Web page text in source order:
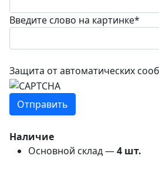
Введите слово на картинке*
Защита от автоматических
Наличие
Основной склад —4 шт.